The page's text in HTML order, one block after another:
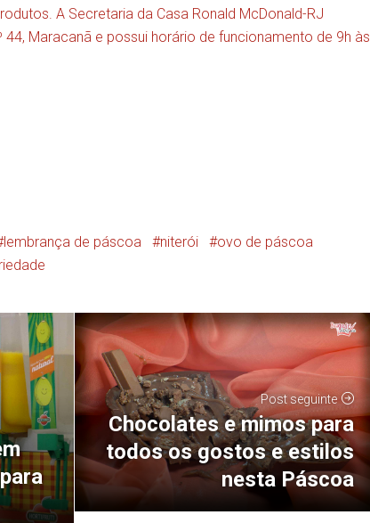
A Secretaria da Casa Ronald McDonald-RJ
44, Maracanã e possui horário de funcionamento de 9h às
lembrança de páscoa niterói
ovo de páscoa
Post seguinte
Chocolates e mimos para
todos os gostos e estilos
nesta Páscoa